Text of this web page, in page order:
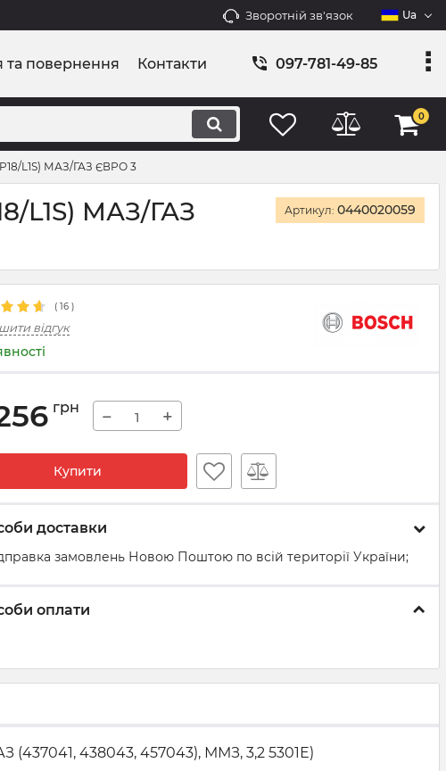
Зворотній зв'язок Ua
та повернення Контакти 097-781-49-85
0
L1S) МАЗ/ГАЗ ЄВРО 3
L1S) МАЗ/ГАЗ
Артикул: 0440020059
( 16 )
відгук
грн − +
Купити
доставки
замовлень Новою Поштою по всій території України;
оплати
(437041, 438043, 457043), ММЗ, 3,2 5301Е)